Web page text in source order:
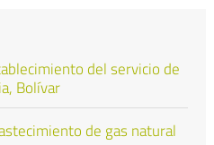
del servicio de
Bolívar
de gas natural